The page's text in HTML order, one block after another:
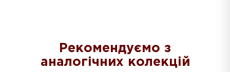
Рекомендуємо з
аналогічних колекцій